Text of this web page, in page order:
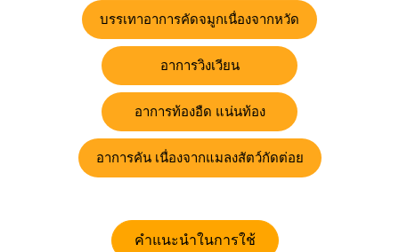
บรรเทาอาการคัดจมูกเนื่องจากหวัด
อาการวิงเวียน
อาการท้องอืด แน่นท้อง
อาการคัน เนื่องจากแมลงสัตว์กัดต่อย
คำแนะนำในการใช้